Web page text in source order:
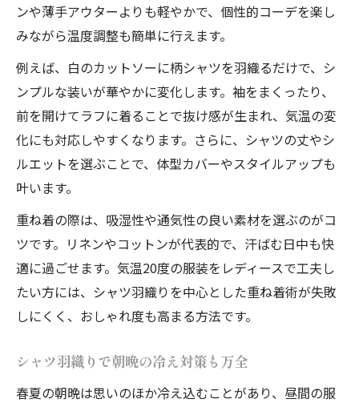
ンや薄手アウターよりも軽やかで、個性的コーデを楽し
みながら温度調整も簡単に行えます。
例えば、白のカットソーに柄シャツを羽織るだけで、シ
ンプルな装いが華やかに変化します。袖をまくったり、
前を開けてラフに着ることで抜け感が生まれ、気温の変
化にも対応しやすくなります。さらに、シャツの丈やシ
ルエットを選ぶことで、体型カバーやスタイルアップも
叶います。
重ね着の際は、吸湿性や通気性の良い素材を選ぶのがコ
ツです。リネンやコットンが代表的で、汗ばむ日中も快
適に過ごせます。気温20度の服装をレディースで工夫し
たい方には、シャツ羽織りを中心とした重ね着術が失敗
しにくく、おしゃれ度も高まる方法です。
シャツ羽織りで朝晩の冷え対策も万全
春夏の朝晩は思いのほか冷え込むことがあり、昼間の服